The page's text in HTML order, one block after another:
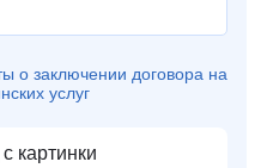
о заключении договора на
услуг